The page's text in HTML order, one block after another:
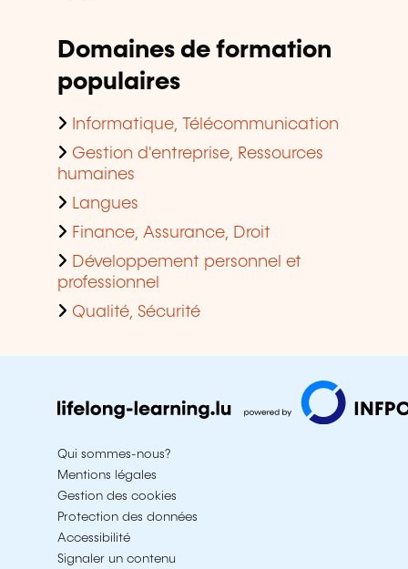
Domaines de formation
populaires
Informatique, Télécommunication
Gestion d'entreprise, Ressources
humaines
Langues
Finance, Assurance, Droit
Développement personnel et
professionnel
Qualité, Sécurité
Qui sommes-nous?
Mentions légales
Gestion des cookies
Protection des données
Accessibilité
Signaler un contenu